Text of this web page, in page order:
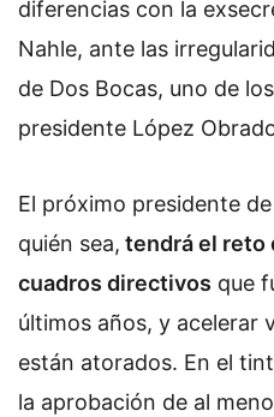
diferencias con la
Nahle, ante las
de Dos Bocas, uno de
presidente López
El próximo presidente
quién sea, tendrá el reto
cuadros directivos que
últimos años, y acelerar
están atorados. En el
la aprobación de al